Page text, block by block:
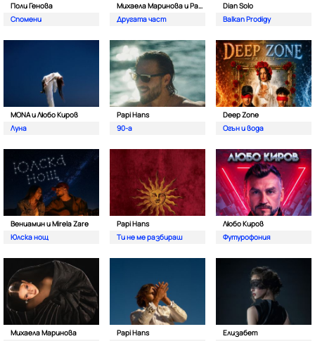
Поли Генова
Спомени
Михаела Маринова и Pavell
Другата част
Dian Solo
Balkan Prodigy
MONA и Любо Киров
Луна
Papi Hans
90-а
Deep Zone
Oгън и вода
Вениамин и Mirela Zare
Юлска нощ
Papi Hans
Ти не ме разбираш
Любо Киров
Футурофония
Михаела Маринова
Papi Hans
Елизабет